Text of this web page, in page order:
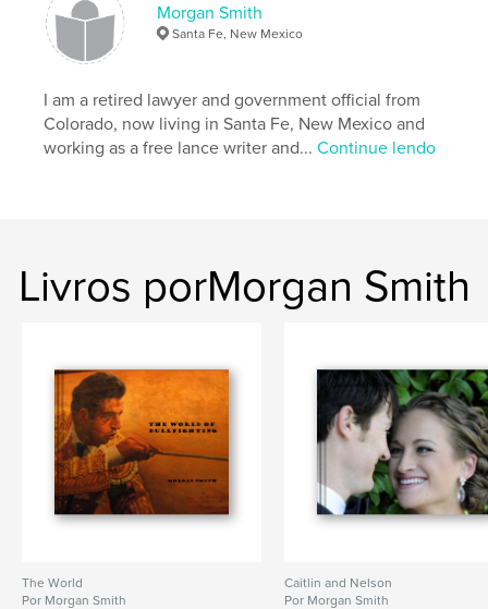
Morgan Smith
Santa Fe, New Mexico
I am a retired lawyer and government official from
Colorado, now living in Santa Fe, New Mexico and
working as a free lance writer and...Continue lendo
Livros porMorgan Smith
The World
Por Morgan Smith
Caitlin and Nelson
Por Morgan Smith